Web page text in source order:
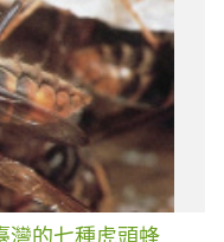
灣的七種虎頭蜂